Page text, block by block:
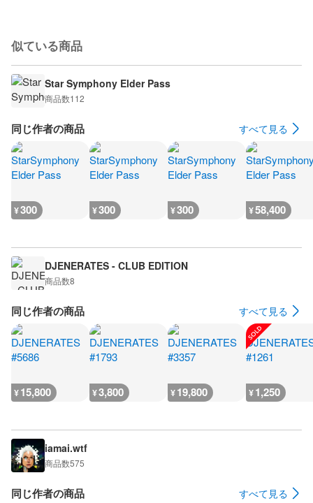
似ている商品
Star Symphony Elder Pass
商品数112
同じ作者の商品 すべて見る
¥300 ¥300 ¥300 ¥58,400
DJENERATES - CLUB EDITION
商品数8
同じ作者の商品 すべて見る
¥15,800 ¥3,800 ¥19,800 ¥1,250
iamai.wtf
商品数575
同じ作者の商品 すべて見る